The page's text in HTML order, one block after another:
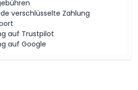
verschlüsselte Zahlung
auf Trustpilot
auf Google